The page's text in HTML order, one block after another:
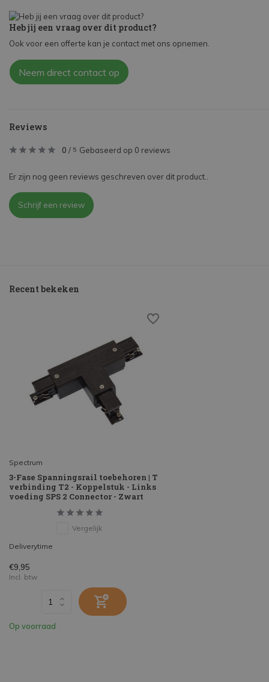
Heb jij een vraag over dit product?
Ook voor een offerte kan je contact met ons opnemen.
Neem direct contact op
Reviews
0 / 5 Gebaseerd op 0 reviews
Er zijn nog geen reviews geschreven over dit product..
Schrijf een review
Recent bekeken
Spectrum
3-Fase Spanningsrail toebehoren | T
verbinding T2 - Koppelstuk - Links
voeding SPS 2 Connector - Zwart
Vergelijk
Deliverytime
€9,95
Incl. btw
Op voorraad